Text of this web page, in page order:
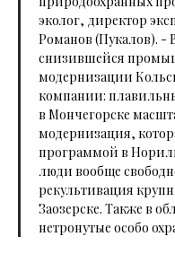
эколог, директор
Романов (Пукалов). -
снизившейся
модернизации
компании:
в Мончегорске
модернизация,
программой в
люди вообще
рекультивация
Заозерске. Также в
нетронутые особо